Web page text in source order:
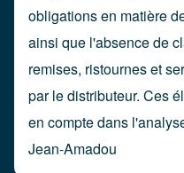
obligations en matière
ainsi que l'absence de
remises, ristournes et
par le distributeur. Ces
en compte dans
Jean-Amadou